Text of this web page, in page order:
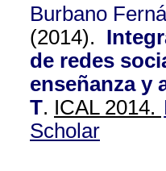
Burbano
(2014).
de redes
enseñanza y
T. ICAL 2014.
Scholar